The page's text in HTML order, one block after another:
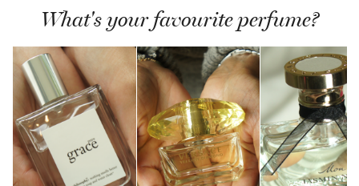
What's your favourite perfume?